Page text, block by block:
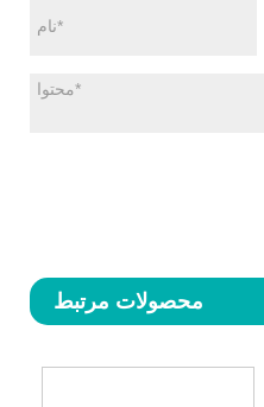
محصولات مرتبط